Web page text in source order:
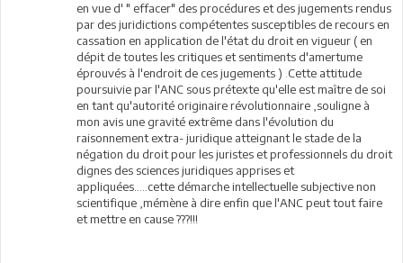
en vue d' " effacer" des procédures et des jugements rendus
par des juridictions compétentes susceptibles de recours en
cassation en application de l'état du droit en vigueur ( en
dépit de toutes les critiques et sentiments d'amertume
éprouvés à l'endroit de ces jugements ) .Cette attitude
poursuivie par l'ANC sous prétexte qu'elle est maître de soi
en tant qu'autorité originaire révolutionnaire ,souligne à
mon avis une gravité extrême dans l'évolution du
raisonnement extra- juridique atteignant le stade de la
négation du droit pour les juristes et professionnels du droit
dignes des sciences juridiques apprises et
appliquées.....cette démarche intellectuelle subjective non
scientifique ,mémène à dire enfin que l'ANC peut tout faire
et mettre en cause ???!!!